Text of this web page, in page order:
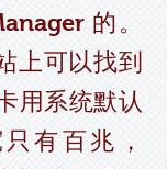
的。
上可以找到
用系统默认
有百兆，